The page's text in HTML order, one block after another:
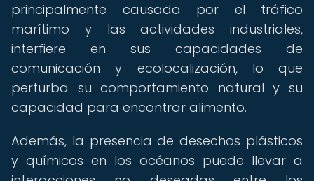
principalmente causada por el tráfico
marítimo y las actividades industriales,
interfiere en sus capacidades de
comunicación y ecolocalización, lo que
perturba su comportamiento natural y su
capacidad para encontrar alimento.
Además, la presencia de desechos plásticos
y químicos en los océanos puede llevar a